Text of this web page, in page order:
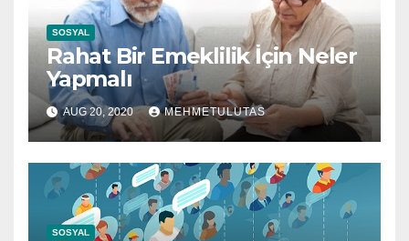
SOSYAL
Rahat Bir Emeklilik İçin Neler
Yapmalı
AUG 20, 2020 MEHMETULUTAS
SOSYAL